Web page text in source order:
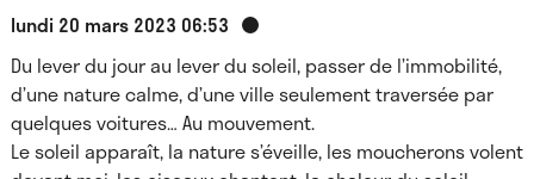
lundi 20 mars 2023 06:53
Du lever du jour au lever du soleil, passer de l’immobilité,
d’une nature calme, d’une ville seulement traversée par
quelques voitures… Au mouvement.
Le soleil apparaît, la nature s’éveille, les moucherons volent